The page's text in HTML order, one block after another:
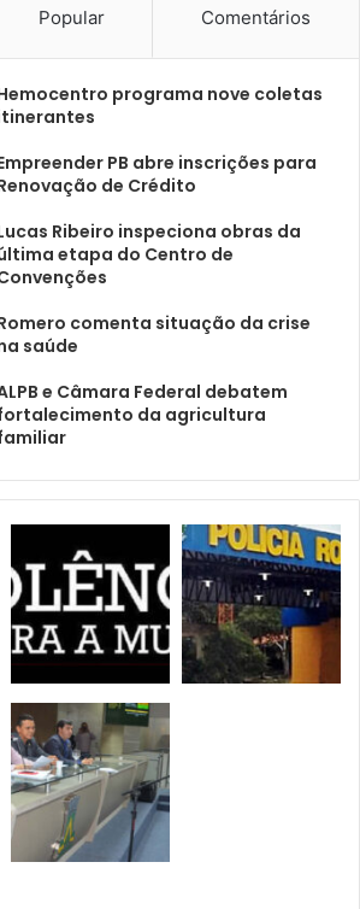
Popular Comentários
programa nove coletas
PB abre inscrições para
de Crédito
Ribeiro inspeciona obras da
etapa do Centro de
comenta situação da crise
saúde
e Câmara Federal debatem
da agricultura